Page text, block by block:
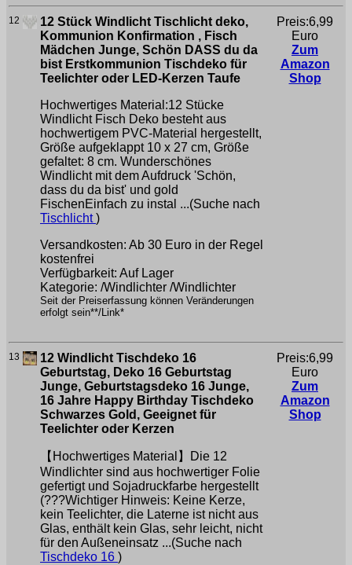
12
12 Stück Windlicht Tischlicht deko,
Kommunion Konfirmation , Fisch
Mädchen Junge, Schön DASS du da
bist Erstkommunion Tischdeko für
Teelichter oder LED-Kerzen Taufe
Hochwertiges Material:12 Stücke
Windlicht Fisch Deko besteht aus
hochwertigem PVC-Material hergestellt,
Größe aufgeklappt 10 x 27 cm, Größe
gefaltet: 8 cm. Wunderschönes
Windlicht mit dem Aufdruck 'Schön,
dass du da bist' und gold
FischenEinfach zu instal ...(Suche nach
Tischlicht)
Versandkosten: Ab 30 Euro in der Regel
kostenfrei
Verfügbarkeit: Auf Lager
Kategorie: /Windlichter /Windlichter
Seit der Preiserfassung können Veränderungen
erfolgt sein**/Link*
Preis:6,99
Euro
Zum
Amazon
Shop
13
12 Windlicht Tischdeko 16
Geburtstag, Deko 16 Geburtstag
Junge, Geburtstagsdeko 16 Junge,
16 Jahre Happy Birthday Tischdeko
Schwarzes Gold, Geeignet für
Teelichter oder Kerzen
【Hochwertiges Material】Die 12
Windlichter sind aus hochwertiger Folie
gefertigt und Sojadruckfarbe hergestellt
(???Wichtiger Hinweis: Keine Kerze,
kein Teelichter, die Laterne ist nicht aus
Glas, enthält kein Glas, sehr leicht, nicht
für den Außeneinsatz ...(Suche nach
Tischdeko 16 )
Preis:6,99
Euro
Zum
Amazon
Shop